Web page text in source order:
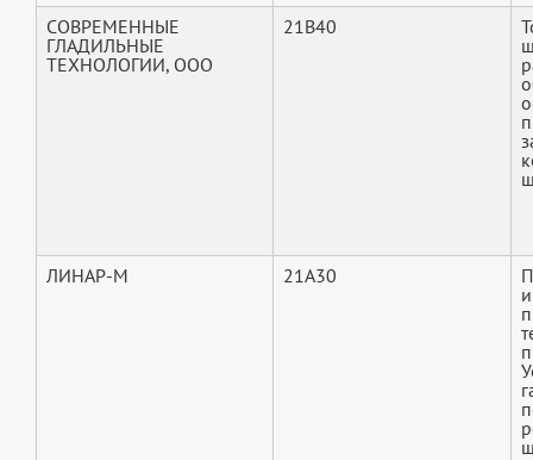
СОВРЕМЕННЫЕ
ГЛАДИЛЬНЫЕ
ТЕХНОЛОГИИ, ООО
21B40
ЛИНАР-М 21A30